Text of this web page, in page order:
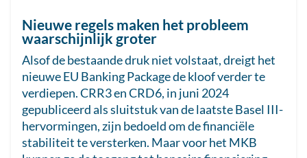
Nieuwe regels maken het probleem
waarschijnlijk groter
Alsof de bestaande druk niet volstaat, dreigt het
nieuwe EU Banking Package de kloof verder te
verdiepen. CRR3 en CRD6, in juni 2024
gepubliceerd als sluitstuk van de laatste Basel III-
hervormingen, zijn bedoeld om de financiële
stabiliteit te versterken. Maar voor het MKB